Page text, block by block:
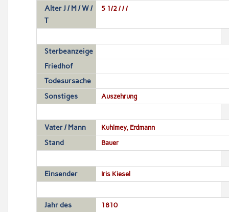
Alter J / M / W /
T
5 1/2 / / /
Sterbeanzeige
Friedhof
Todesursache
Sonstiges
Auszehrung
Vater / Mann Kuhlmey, Erdmann
Stand Bauer
Einsender Iris Kiesel
Jahr des
1810